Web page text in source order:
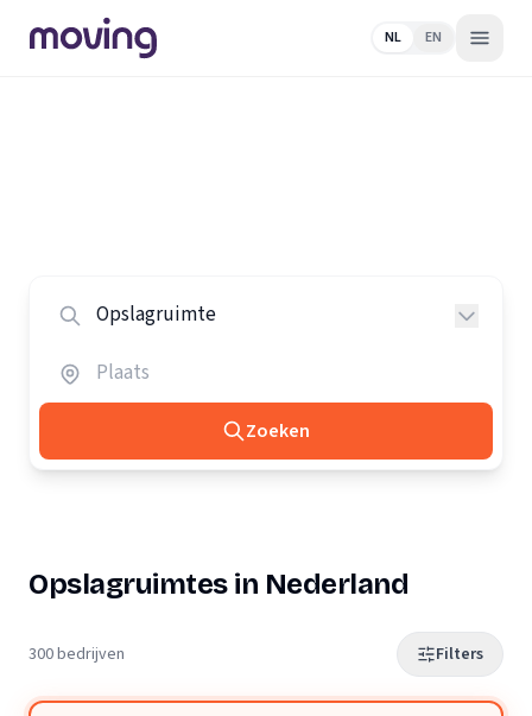
NL EN
Zoeken
Opslagruimtes in Nederland
300 bedrijven Filters